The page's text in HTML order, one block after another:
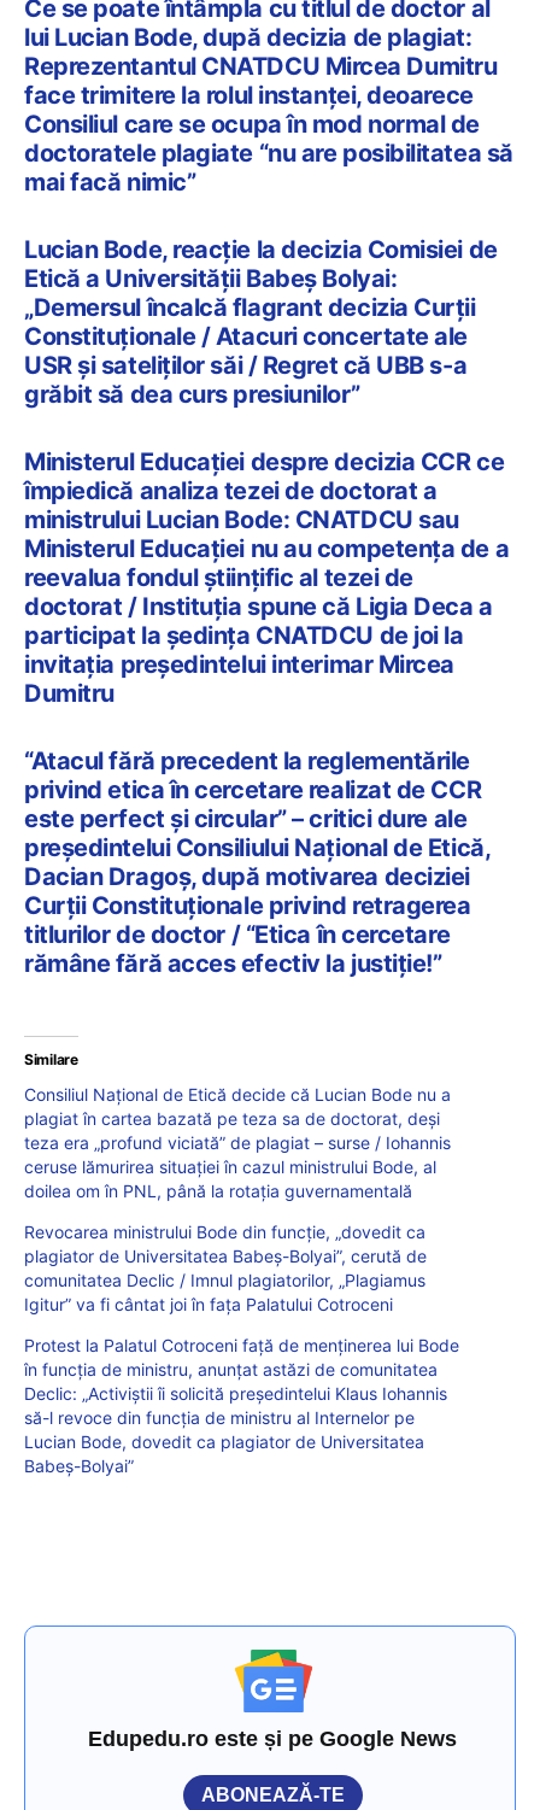
Ce se poate întâmpla cu titlul de doctor al
lui Lucian Bode, după decizia de plagiat:
Reprezentantul CNATDCU Mircea Dumitru
face trimitere la rolul instanței, deoarece
Consiliul care se ocupa în mod normal de
doctoratele plagiate “nu are posibilitatea să
mai facă nimic”
Lucian Bode, reacție la decizia Comisiei de
Etică a Universității Babeș Bolyai:
„Demersul încalcă flagrant decizia Curții
Constituționale / Atacuri concertate ale
USR și sateliților săi / Regret că UBB s-a
grăbit să dea curs presiunilor”
Ministerul Educației despre decizia CCR ce
împiedică analiza tezei de doctorat a
ministrului Lucian Bode: CNATDCU sau
Ministerul Educației nu au competența de a
reevalua fondul științific al tezei de
doctorat / Instituția spune că Ligia Deca a
participat la ședința CNATDCU de joi la
invitația președintelui interimar Mircea
Dumitru
“Atacul fără precedent la reglementările
privind etica în cercetare realizat de CCR
este perfect și circular” – critici dure ale
președintelui Consiliului Național de Etică,
Dacian Dragoș, după motivarea deciziei
Curții Constituționale privind retragerea
titlurilor de doctor / “Etica în cercetare
rămâne fără acces efectiv la justiție!”
Similare
Consiliul Național de Etică decide că Lucian Bode nu a
plagiat în cartea bazată pe teza sa de doctorat, deși
teza era „profund viciată” de plagiat – surse / Iohannis
ceruse lămurirea situației în cazul ministrului Bode, al
doilea om în PNL, până la rotația guvernamentală
Revocarea ministrului Bode din funcție, „dovedit ca
plagiator de Universitatea Babeș-Bolyai”, cerută de
comunitatea Declic / Imnul plagiatorilor, „Plagiamus
Igitur” va fi cântat joi în fața Palatului Cotroceni
Protest la Palatul Cotroceni față de menținerea lui Bode
în funcția de ministru, anunțat astăzi de comunitatea
Declic: „Activiștii îi solicită președintelui Klaus Iohannis
să-l revoce din funcția de ministru al Internelor pe
Lucian Bode, dovedit ca plagiator de Universitatea
Babeș-Bolyai”
Edupedu.ro este și pe Google News
ABONEAZĂ-TE